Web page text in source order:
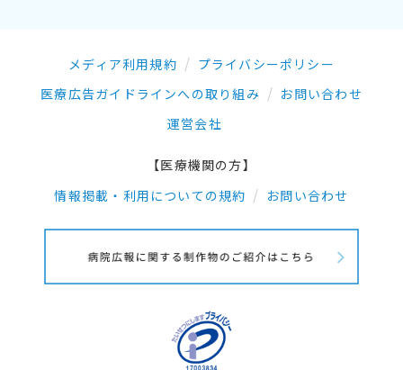
メディア利用規約
プライバシーポリシー
医療広告ガイドラインへの取り組み
お問い合わせ
運営会社
【医療機関の方】
情報掲載・利用についての規約
お問い合わせ